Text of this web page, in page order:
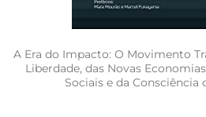
A Era do Impacto: O Movimento
Liberdade, das Novas
Sociais e da Consciência